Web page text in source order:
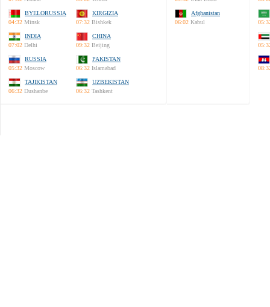
BYELORUSSIA
04:32 Minsk
KIRGIZIA
07:32 Bishkek
INDIA
07:02 Delhi
CHINA
09:32 Beijing
RUSSIA
05:32 Moscow
PAKISTAN
06:32 Islamabad
TAJIKISTAN
06:32 Dushanbe
UZBEKISTAN
06:32 Tashkent
Afghanistan
06:02 Kabul